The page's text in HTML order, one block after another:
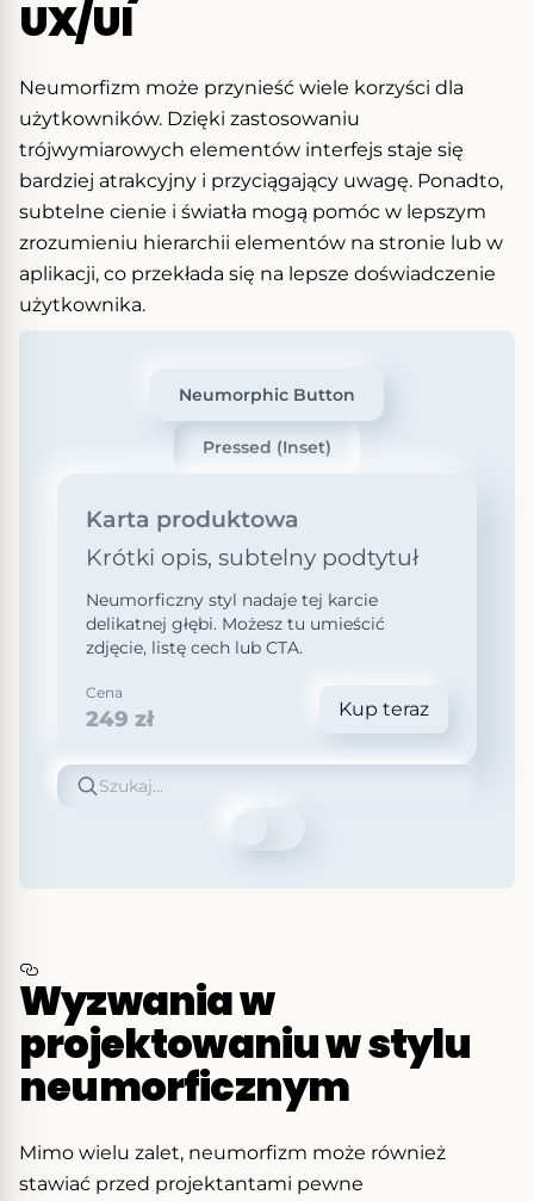
UX/UI
Neumorfizm może przynieść wiele korzyści dla
użytkowników. Dzięki zastosowaniu
trójwymiarowych elementów interfejs staje się
bardziej atrakcyjny i przyciągający uwagę. Ponadto,
subtelne cienie i światła mogą pomóc w lepszym
zrozumieniu hierarchii elementów na stronie lub w
aplikacji, co przekłada się na lepsze doświadczenie
użytkownika.
Neumorphic Button
Pressed (Inset)
Karta produktowa
Krótki opis, subtelny podtytuł
Neumorficzny styl nadaje tej karcie
delikatnej głębi. Możesz tu umieścić
zdjęcie, listę cech lub CTA.
Cena
249 zł Kup teraz
Szukaj
Wyzwania w
projektowaniu w stylu
neumorficznym
Mimo wielu zalet, neumorfizm może również
stawiać przed projektantami pewne